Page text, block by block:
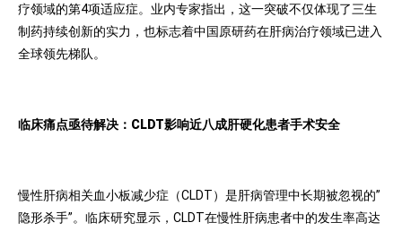
疗领域的第4项适应症。业内专家指出，这一突破不仅体现了三生
制药持续创新的实力，也标志着中国原研药在肝病治疗领域已进入
全球领先梯队。
临床痛点亟待解决：CLDT影响近八成肝硬化患者手术安全
慢性肝病相关血小板减少症（CLDT）是肝病管理中长期被忽视的”
隐形杀手”。临床研究显示，CLDT在慢性肝病患者中的发生率高达